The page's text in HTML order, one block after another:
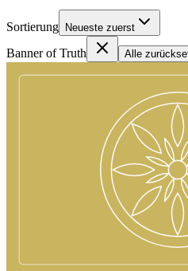
Sortierung Neueste zuerst
Banner of Truth Alle